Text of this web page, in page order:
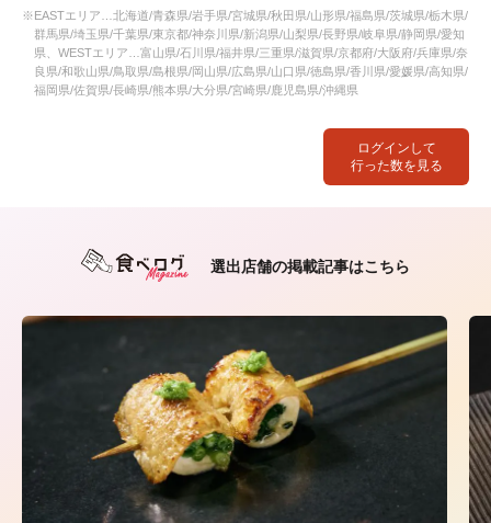
ログインして
行った数を見る
※EASTエリア…北海道/青森県/岩手県/宮城県/秋田県/山形県/福島県/茨城県/栃木県/
群馬県/埼玉県/千葉県/東京都/神奈川県/新潟県/山梨県/長野県/岐阜県/静岡県/愛知
県、WESTエリア…富山県/石川県/福井県/三重県/滋賀県/京都府/大阪府/兵庫県/奈
良県/和歌山県/鳥取県/島根県/岡山県/広島県/山口県/徳島県/香川県/愛媛県/高知県/
福岡県/佐賀県/長崎県/熊本県/大分県/宮崎県/鹿児島県/沖縄県
選出店舗の掲載記事はこちら